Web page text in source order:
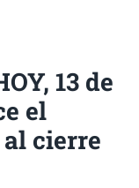
13 de
el
cierre